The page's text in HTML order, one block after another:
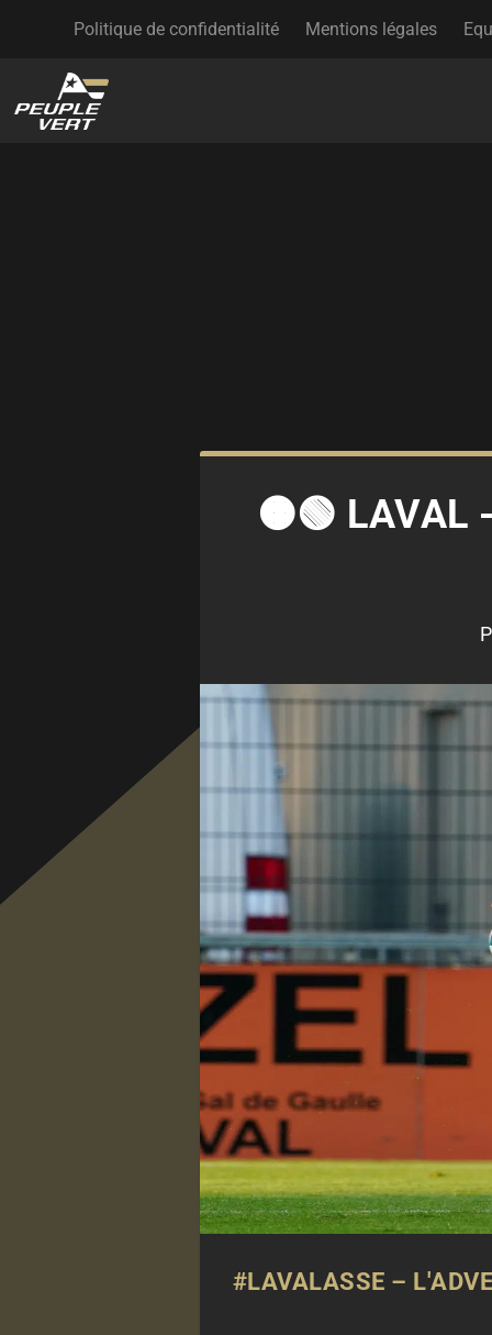
Politique de confidentialité Mentions légales
🟠🟢 LAVAL
#LAVALASSE –